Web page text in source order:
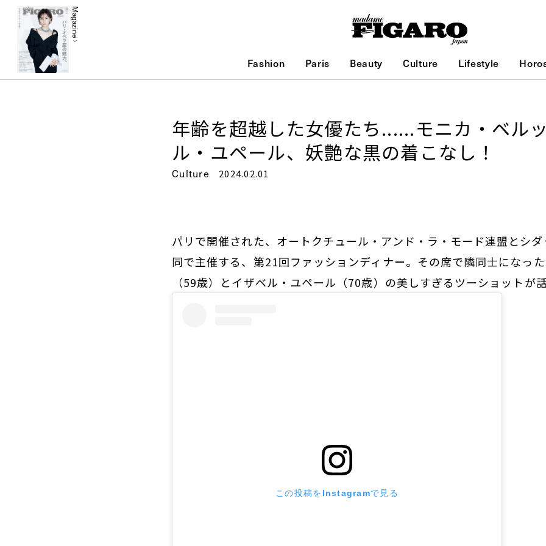
Magazine
Fashion Paris Beauty Culture Lifestyle
年齢を超越した女優たち......モニカ・ベル
ル・ユペール、妖艶な黒の着こなし！
Culture 2024.02.01
パリで開催された、オートクチュール・アンド・ラ・モード連盟とシ
同で主催する、第21回ファッションディナー。その席で隣同士になっ
（59歳）とイザベル・ユペール（70歳）の美しすぎるツーショットが
この投稿をInstagramで見る